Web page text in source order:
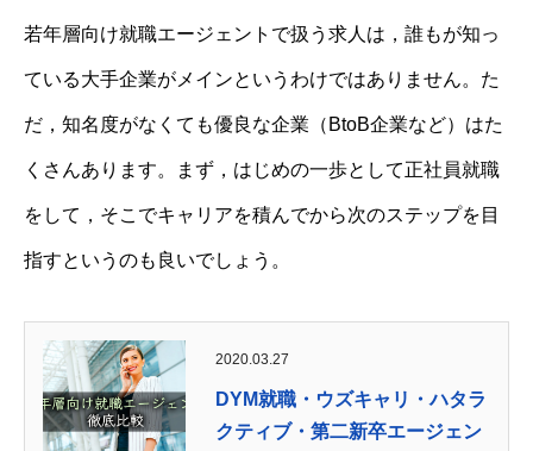
若年層向け就職エージェントで扱う求人は，誰もが知っ
ている大手企業がメインというわけではありません。た
だ，知名度がなくても優良な企業（BtoB企業など）はた
くさんあります。まず，はじめの一歩として正社員就職
をして，そこでキャリアを積んでから次のステップを目
指すというのも良いでしょう。
2020.03.27
DYM就職・ウズキャリ・ハタラ
クティブ・第二新卒エージェン